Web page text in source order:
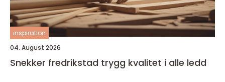
inspiration
04. August 2026
Snekker fredrikstad trygg kvalitet i alle ledd